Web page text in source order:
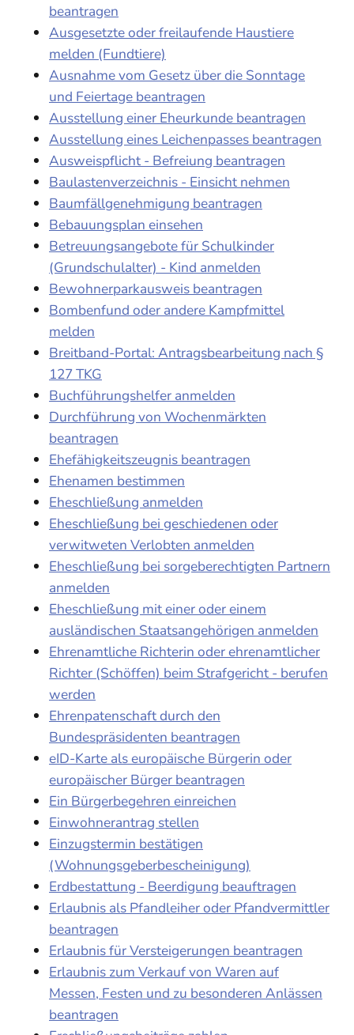
beantragen
Ausgesetzte oder freilaufende Haustiere
melden (Fundtiere)
Ausnahme vom Gesetz über die Sonntage
und Feiertage beantragen
Ausstellung einer Eheurkunde beantragen
Ausstellung eines Leichenpasses beantragen
Ausweispflicht - Befreiung beantragen
Baulastenverzeichnis - Einsicht nehmen
Baumfällgenehmigung beantragen
Bebauungsplan einsehen
Betreuungsangebote für Schulkinder
(Grundschulalter) - Kind anmelden
Bewohnerparkausweis beantragen
Bombenfund oder andere Kampfmittel
melden
Breitband-Portal: Antragsbearbeitung nach §
127 TKG
Buchführungshelfer anmelden
Durchführung von Wochenmärkten
beantragen
Ehefähigkeitszeugnis beantragen
Ehenamen bestimmen
Eheschließung anmelden
Eheschließung bei geschiedenen oder
verwitweten Verlobten anmelden
Eheschließung bei sorgeberechtigten Partnern
anmelden
Eheschließung mit einer oder einem
ausländischen Staatsangehörigen anmelden
Ehrenamtliche Richterin oder ehrenamtlicher
Richter (Schöffen) beim Strafgericht - berufen
werden
Ehrenpatenschaft durch den
Bundespräsidenten beantragen
eID-Karte als europäische Bürgerin oder
europäischer Bürger beantragen
Ein Bürgerbegehren einreichen
Einwohnerantrag stellen
Einzugstermin bestätigen
(Wohnungsgeberbescheinigung)
Erdbestattung - Beerdigung beauftragen
Erlaubnis als Pfandleiher oder Pfandvermittler
beantragen
Erlaubnis für Versteigerungen beantragen
Erlaubnis zum Verkauf von Waren auf
Messen, Festen und zu besonderen Anlässen
beantragen